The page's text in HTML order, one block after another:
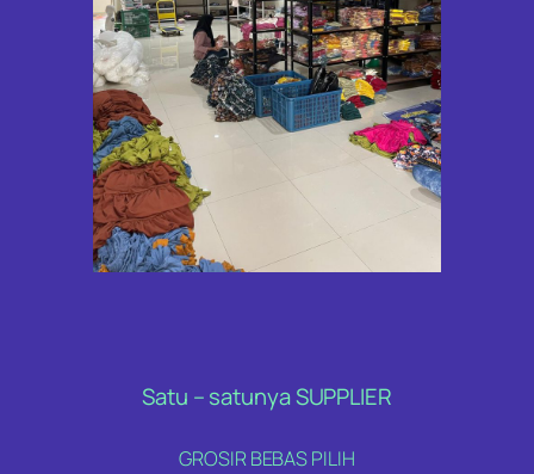
Satu – satunya SUPPLIER
GROSIR BEBAS PILIH